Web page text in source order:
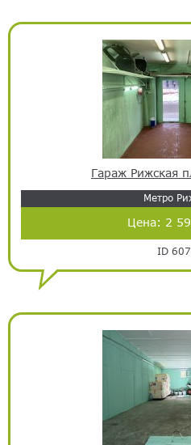
Гараж Рижская
Метро
Цена: 2
ID